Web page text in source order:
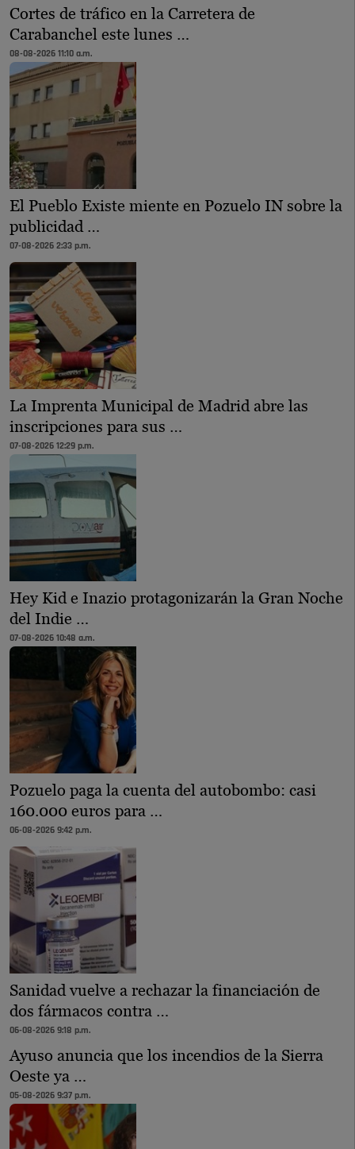
Cortes de tráfico en la Carretera de
Carabanchel este lunes …
08-08-2026 11:10 a.m.
El Pueblo Existe miente en Pozuelo IN sobre la
publicidad …
07-08-2026 2:33 p.m.
La Imprenta Municipal de Madrid abre las
inscripciones para sus …
07-08-2026 12:29 p.m.
Hey Kid e Inazio protagonizarán la Gran Noche
del Indie …
07-08-2026 10:48 a.m.
Pozuelo paga la cuenta del autobombo: casi
160.000 euros para …
06-08-2026 9:42 p.m.
Sanidad vuelve a rechazar la financiación de
dos fármacos contra …
06-08-2026 9:18 p.m.
Ayuso anuncia que los incendios de la Sierra
Oeste ya …
05-08-2026 9:37 p.m.